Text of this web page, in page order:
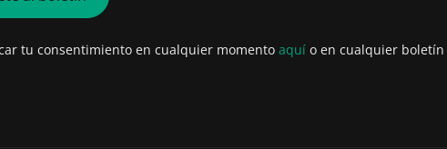
tu consentimiento en cualquier momento aquí o en cualquier